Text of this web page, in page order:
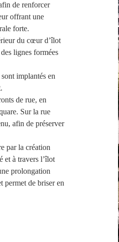
de renforcer
offrant une
forte.
du cœur d’îlot
lignes formées
implantés en
de rue, en
Sur la rue
afin de préserver
par la création
et à travers l’îlot
prolongation
permet de briser en